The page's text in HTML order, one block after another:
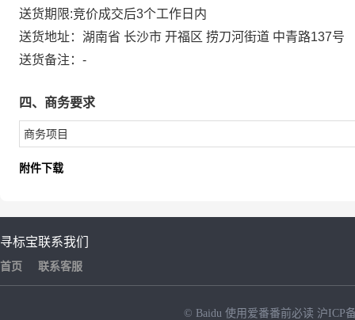
送货期限:竞价成交后3个工作日内
送货地址： 湖南省 长沙市 开福区 捞刀河街道 中青路137号
送货备注： -
四、商务要求
商务项目
附件下载
寻标宝
首页
联系我们
联系客服
© Baidu 使用爱番番前必读 沪ICP